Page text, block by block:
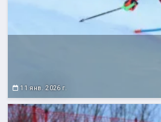
11 янв. 2026 г.